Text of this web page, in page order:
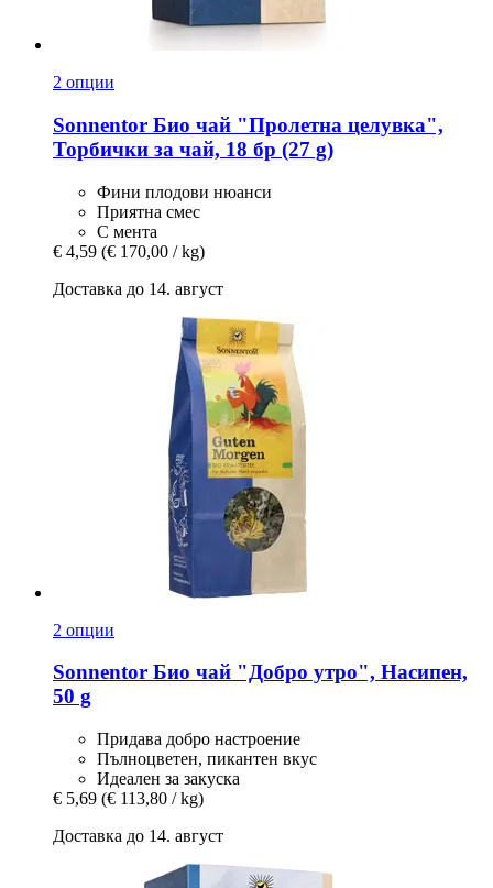
2 опции
Sonnentor Био чай "Пролетна целувка",
Торбички за чай, 18 бр (27 g)
Фини плодови нюанси
Приятна смес
С мента
€ 4,59 (€ 170,00 / kg)
Доставка до 14. август
2 опции
Sonnentor Био чай "Добро утро", Насипен,
50 g
Придава добро настроение
Пълноцветен, пикантен вкус
Идеален за закуска
€ 5,69 (€ 113,80 / kg)
Доставка до 14. август